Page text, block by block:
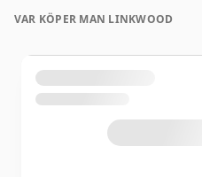
VAR KÖPER MAN LINKWOOD